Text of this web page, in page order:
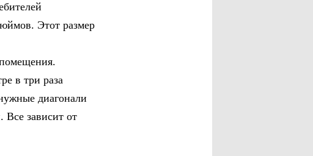
Этот размер
в три раза
диагонали
зависит от